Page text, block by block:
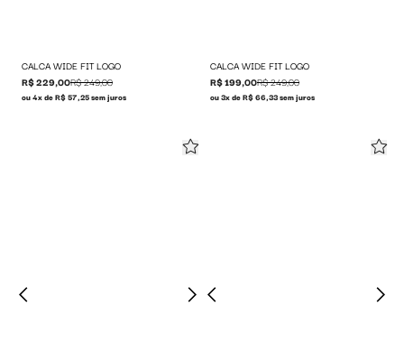
CALCA WIDE FIT LOGO
R$ 229,00R$ 249,00
ou 4x de R$ 57,25 sem juros
CALCA WIDE FIT LOGO
R$ 199,00R$ 249,00
ou 3x de R$ 66,33 sem juros